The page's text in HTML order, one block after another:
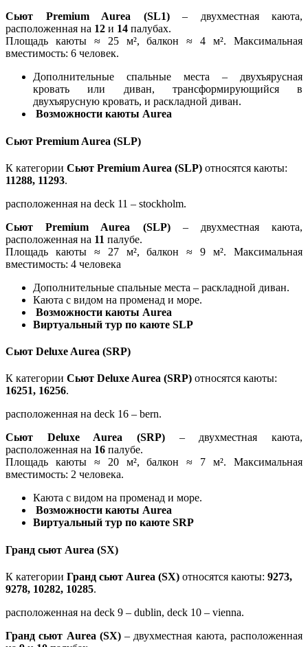
Сьют Premium Aurea (SL1)– двухместная каюта,
расположенная на 12 и 14 палубах.
Площадь каюты ≈ 25 м², балкон ≈ 4 м². Максимальная
вместимость: 6 человек.
Дополнительные спальные места – двухъярусная
кровать или диван, трансформирующийся в
двухъярусную кровать, и раскладной диван.
Возможности каюты Aurea
Сьют Premium Aurea (SLP)
К категории Сьют Premium Aurea (SLP) относятся каюты:
11288, 11293.
расположенная на deck 11 – stockholm.
Сьют Premium Aurea (SLP)– двухместная каюта,
расположенная на 11 палубе.
Площадь каюты ≈ 27 м², балкон ≈ 9 м². Максимальная
вместимость: 4 человека
Дополнительные спальные места – раскладной диван.
Каюта с видом на променад и море.
Возможности каюты Aurea
Виртуальный тур по каюте SLP
Сьют Deluxe Aurea (SRP)
К категории Сьют Deluxe Aurea (SRP) относятся каюты:
16251, 16256.
расположенная на deck 16 – bern.
Сьют Deluxe Aurea (SRP) – двухместная каюта,
расположенная на 16 палубе.
Площадь каюты ≈ 20 м², балкон ≈ 7 м². Максимальная
вместимость: 2 человека.
Каюта с видом на променад и море.
Возможности каюты Aurea
Виртуальный тур по каюте SRP
Гранд сьют Aurea (SX)
К категории Гранд сьют Aurea (SX) относятся каюты: 9273,
9278, 10282, 10285.
расположенная на deck 9 – dublin, deck 10 – vienna.
Гранд сьют Aurea (SX)– двухместная каюта, расположенная